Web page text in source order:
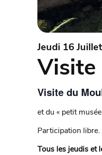
Jeudi 16
Visite
Visite du
et du « petit
Participation libre.
Tous les jeudis et